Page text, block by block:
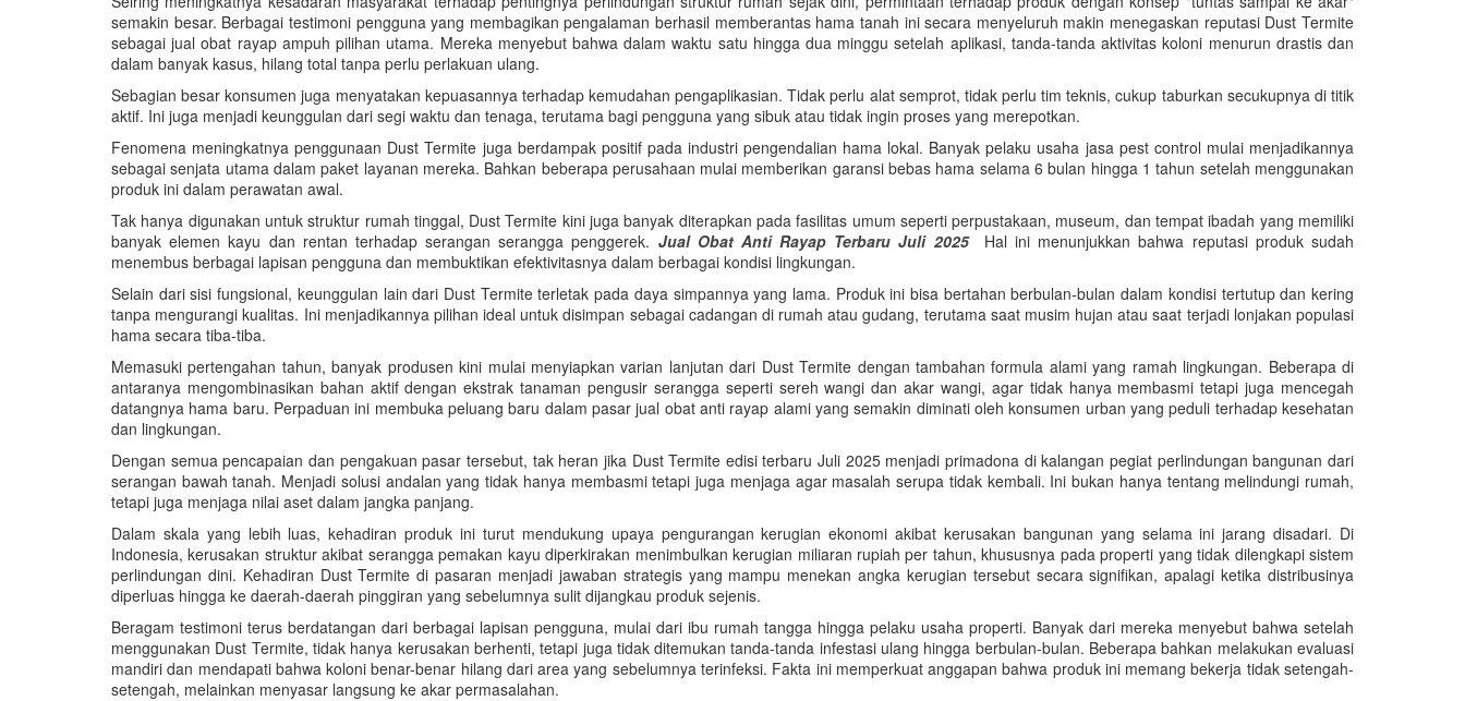
semakin besar. Berbagai testimoni pengguna yang membagikan pengalaman berhasil memberantas hama tanah ini secara menyeluruh makin menegaskan reputasi Dust Termite
sebagai jual obat rayap ampuh pilihan utama. Mereka menyebut bahwa dalam waktu satu hingga dua minggu setelah aplikasi, tanda-tanda aktivitas koloni menurun drastis dan
dalam banyak kasus, hilang total tanpa perlu perlakuan ulang.
Sebagian besar konsumen juga menyatakan kepuasannya terhadap kemudahan pengaplikasian. Tidak perlu alat semprot, tidak perlu tim teknis, cukup taburkan secukupnya di titik
aktif. Ini juga menjadi keunggulan dari segi waktu dan tenaga, terutama bagi pengguna yang sibuk atau tidak ingin proses yang merepotkan.
Fenomena meningkatnya penggunaan Dust Termite juga berdampak positif pada industri pengendalian hama lokal. Banyak pelaku usaha jasa pest control mulai menjadikannya
sebagai senjata utama dalam paket layanan mereka. Bahkan beberapa perusahaan mulai memberikan garansi bebas hama selama 6 bulan hingga 1 tahun setelah menggunakan
produk ini dalam perawatan awal.
Tak hanya digunakan untuk struktur rumah tinggal, Dust Termite kini juga banyak diterapkan pada fasilitas umum seperti perpustakaan, museum, dan tempat ibadah yang memiliki
banyak elemen kayu dan rentan terhadap serangan serangga penggerek. Jual Obat Anti Rayap Terbaru Juli 2025Hal ini menunjukkan bahwa reputasi produk sudah
menembus berbagai lapisan pengguna dan membuktikan efektivitasnya dalam berbagai kondisi lingkungan.
Selain dari sisi fungsional, keunggulan lain dari Dust Termite terletak pada daya simpannya yang lama. Produk ini bisa bertahan berbulan-bulan dalam kondisi tertutup dan kering
tanpa mengurangi kualitas. Ini menjadikannya pilihan ideal untuk disimpan sebagai cadangan di rumah atau gudang, terutama saat musim hujan atau saat terjadi lonjakan populasi
hama secara tiba-tiba.
Memasuki pertengahan tahun, banyak produsen kini mulai menyiapkan varian lanjutan dari Dust Termite dengan tambahan formula alami yang ramah lingkungan. Beberapa di
antaranya mengombinasikan bahan aktif dengan ekstrak tanaman pengusir serangga seperti sereh wangi dan akar wangi, agar tidak hanya membasmi tetapi juga mencegah
datangnya hama baru. Perpaduan ini membuka peluang baru dalam pasar jual obat anti rayap alami yang semakin diminati oleh konsumen urban yang peduli terhadap kesehatan
dan lingkungan.
Dengan semua pencapaian dan pengakuan pasar tersebut, tak heran jika Dust Termite edisi terbaru Juli 2025 menjadi primadona di kalangan pegiat perlindungan bangunan dari
serangan bawah tanah. Menjadi solusi andalan yang tidak hanya membasmi tetapi juga menjaga agar masalah serupa tidak kembali. Ini bukan hanya tentang melindungi rumah,
tetapi juga menjaga nilai aset dalam jangka panjang.
Dalam skala yang lebih luas, kehadiran produk ini turut mendukung upaya pengurangan kerugian ekonomi akibat kerusakan bangunan yang selama ini jarang disadari. Di
Indonesia, kerusakan struktur akibat serangga pemakan kayu diperkirakan menimbulkan kerugian miliaran rupiah per tahun, khususnya pada properti yang tidak dilengkapi sistem
perlindungan dini. Kehadiran Dust Termite di pasaran menjadi jawaban strategis yang mampu menekan angka kerugian tersebut secara signifikan, apalagi ketika distribusinya
diperluas hingga ke daerah-daerah pinggiran yang sebelumnya sulit dijangkau produk sejenis.
Beragam testimoni terus berdatangan dari berbagai lapisan pengguna, mulai dari ibu rumah tangga hingga pelaku usaha properti. Banyak dari mereka menyebut bahwa setelah
menggunakan Dust Termite, tidak hanya kerusakan berhenti, tetapi juga tidak ditemukan tanda-tanda infestasi ulang hingga berbulan-bulan. Beberapa bahkan melakukan evaluasi
mandiri dan mendapati bahwa koloni benar-benar hilang dari area yang sebelumnya terinfeksi. Fakta ini memperkuat anggapan bahwa produk ini memang bekerja tidak setengah-
setengah, melainkan menyasar langsung ke akar permasalahan.